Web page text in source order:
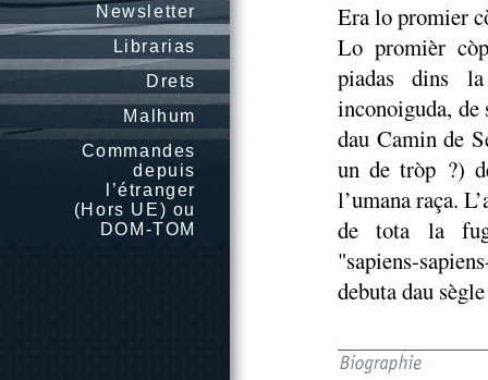
Newsletter
Librarias
Drets
Malhum
Commandes
depuis
l’étranger
(Hors UE) ou
DOM-TOM
Era lo promier
Lo promièr
piadas dins la
inconoiguda, de
dau Camin de
un de tròp ?)
l’umana raça.
de tota la
"sapiens-
debuta dau